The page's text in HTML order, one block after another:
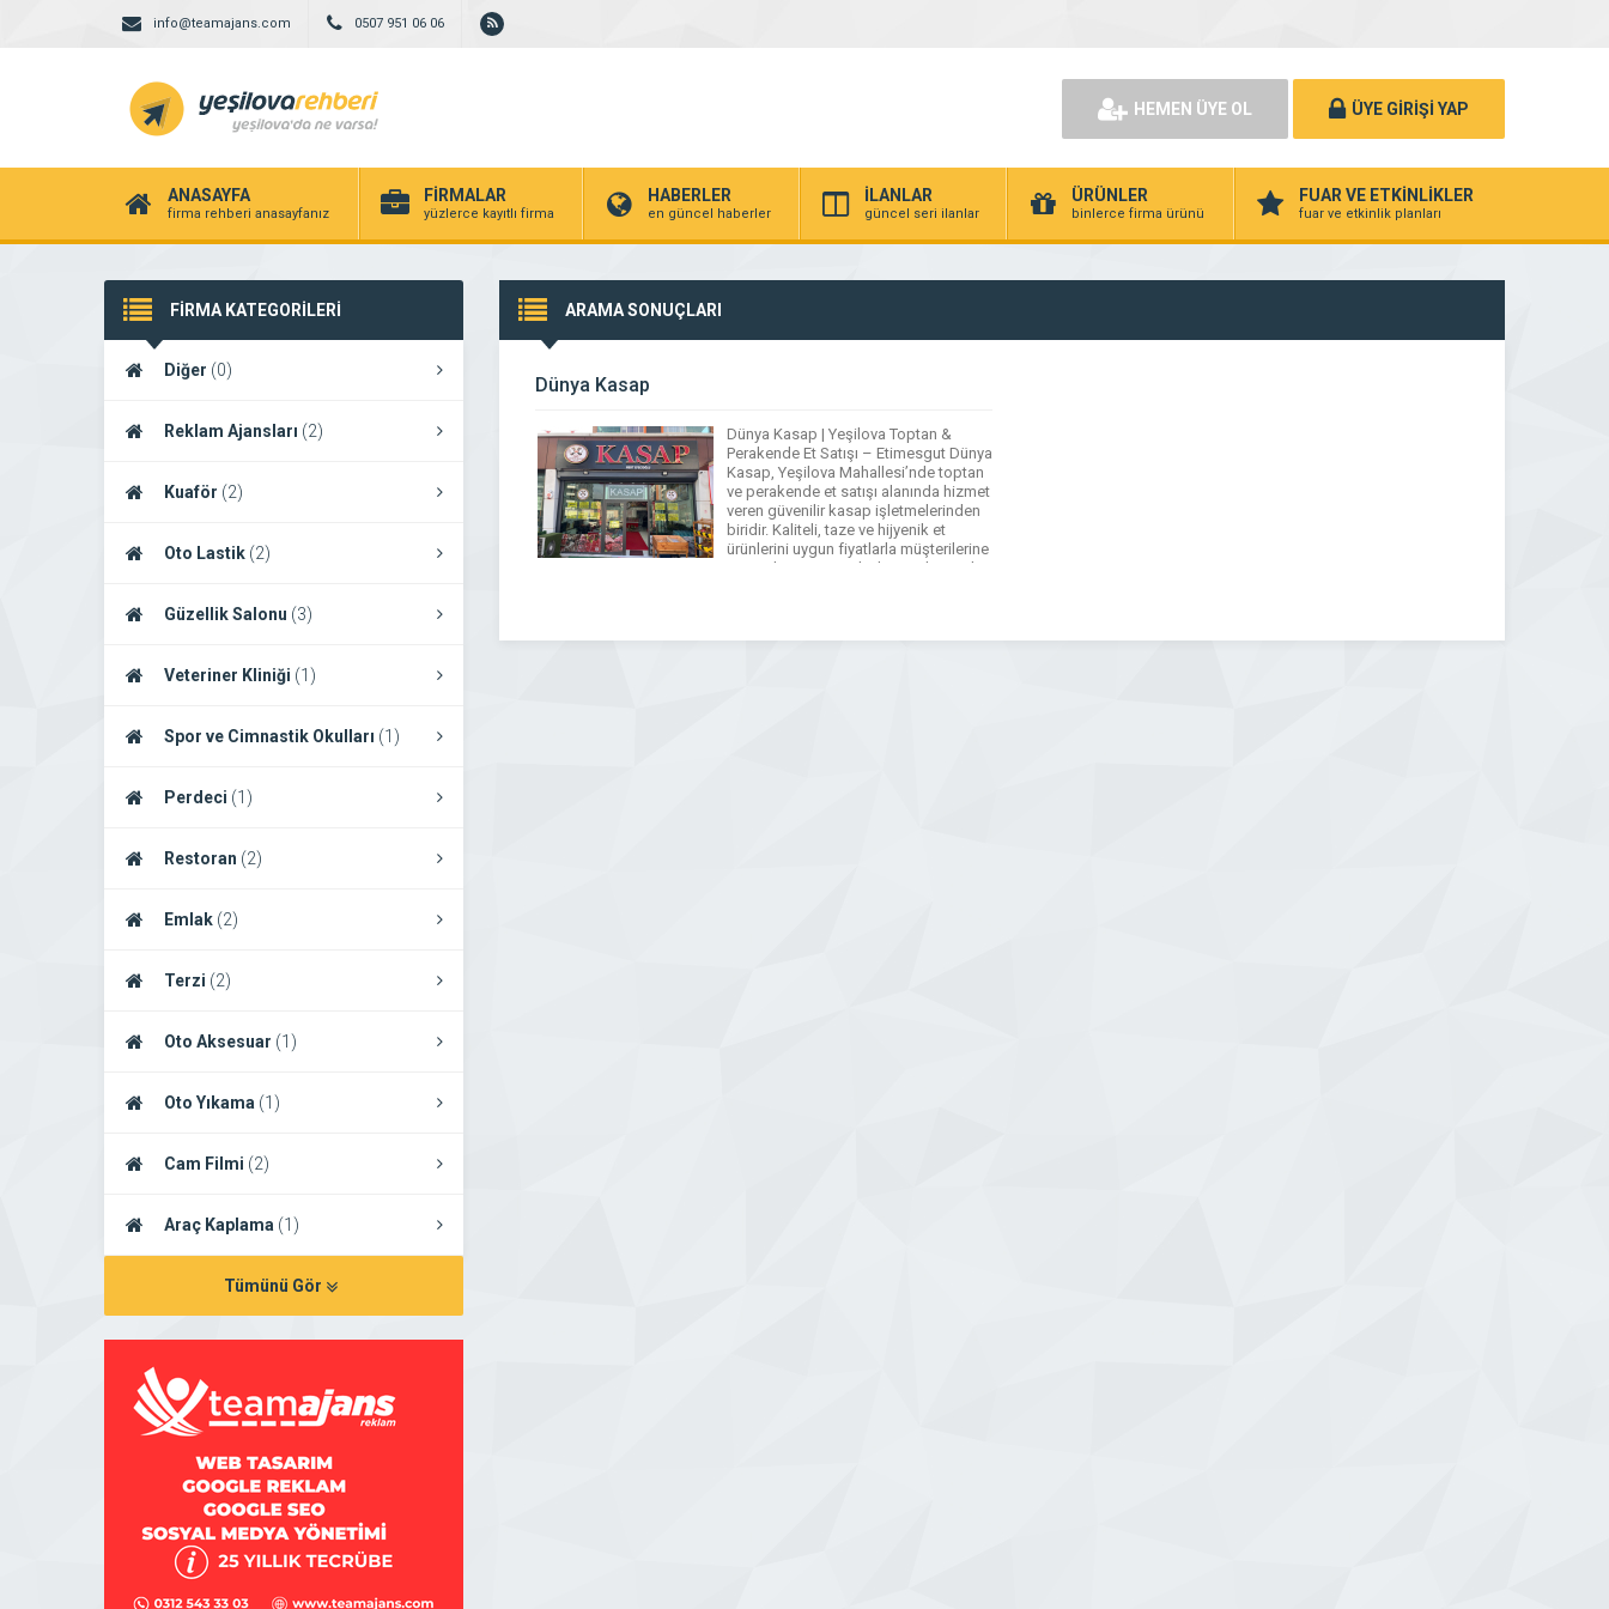
info@teamajans.com 0507 951 06 06
HEMEN ÜYE OL ÜYE GİRİŞİ YAP
ANASAYFA
firma rehberi anasayfanız
FİRMALAR
yüzlerce kayıtlı firma
HABERLER
en güncel haberler
İLANLAR
güncel seri ilanlar
ÜRÜNLER
binlerce firma ürünü
FUAR VE ETKİNLİKLER
fuar ve etkinlik planları
FİRMA KATEGORİLERİ
Diğer (0)
Reklam Ajansları (2)
Kuaför (2)
Oto Lastik (2)
Güzellik Salonu (3)
Veteriner Kliniği (1)
Spor ve Cimnastik Okulları (1)
Perdeci (1)
Restoran (2)
Emlak (2)
Terzi (2)
Oto Aksesuar (1)
Oto Yıkama (1)
Cam Filmi (2)
Araç Kaplama (1)
Tümünü Gör
ARAMA SONUÇLARI
Dünya Kasap
Dünya Kasap | Yeşilova Toptan &
Perakende Et Satışı – Etimesgut Dünya
Kasap, Yeşilova Mahallesi’nde toptan
ve perakende et satışı alanında hizmet
veren güvenilir kasap işletmelerinden
biridir. Kaliteli, taze ve hijyenik et
ürünlerini uygun fiyatlarla müşterilerine
sunarak Etimesgut bölgesinde tercih
kuzu […]